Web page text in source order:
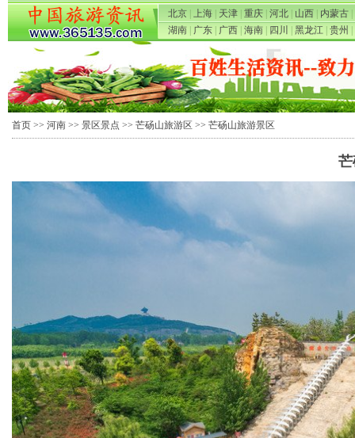
北京 上海 天津 重庆 河北 山西 内蒙古
湖南
广东 广西 海南 四川 黑龙江 贵州
首页 >> 河南 >> 景区景点 >> 芒砀山旅游区 >> 芒砀山旅游景区